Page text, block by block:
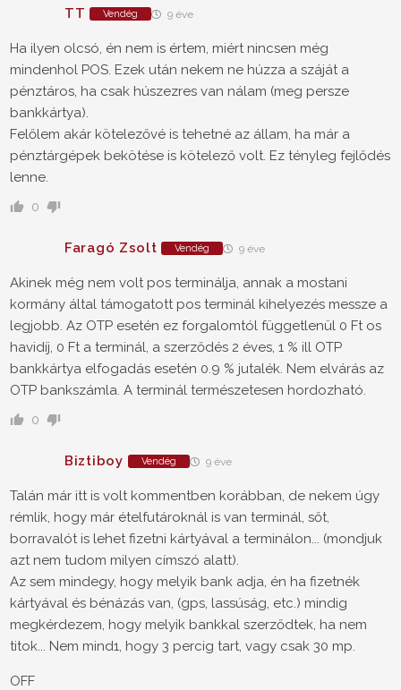
TT Vendég 9 éve
Ha ilyen olcsó, én nem is értem, miért nincsen még
mindenhol POS. Ezek után nekem ne húzza a száját a
pénztáros, ha csak húszezres van nálam (meg persze
bankkártya).
Felőlem akár kötelezővé is tehetné az állam, ha már a
pénztárgépek bekötése is kötelező volt. Ez tényleg fejlődés
lenne.
0
Faragó Zsolt Vendég 9 éve
Akinek még nem volt pos terminálja, annak a mostani
kormány által támogatott pos terminál kihelyezés messze a
legjobb. Az OTP esetén ez forgalomtól függetlenül 0 Ft os
havidíj, 0 Ft a terminál, a szerződés 2 éves, 1 % ill OTP
bankkártya elfogadás esetén 0.9 % jutalék. Nem elvárás az
OTP bankszámla. A terminál természetesen hordozható.
0
Biztiboy Vendég 9 éve
Talán már itt is volt kommentben korábban, de nekem úgy
rémlik, hogy már ételfutároknál is van terminál, sőt,
borravalót is lehet fizetni kártyával a terminálon... (mondjuk
azt nem tudom milyen címszó alatt).
Az sem mindegy, hogy melyik bank adja, én ha fizetnék
kártyával és bénázás van, (gps, lassúság, etc.) mindig
megkérdezem, hogy melyik bankkal szerződtek, ha nem
titok... Nem mind1, hogy 3 percig tart, vagy csak 30 mp.
OFF